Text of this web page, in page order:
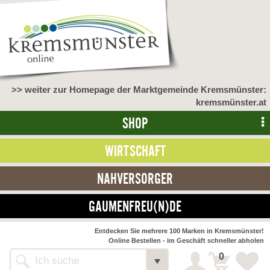
>> weiter zur Homepage der Marktgemeinde Kremsmünster:
kremsmünster.at
SHOP
WIRTSCHAFT
NAHVERSORGER
GAUMENFREU(N)DE
Alle Webseiten
Entdecken Sie mehrere 100 Marken in Kremsmünster!
Online Bestellen - im Geschäft schneller abholen
0
NAHVERSORGER
>> Bauernmarkt << Detail